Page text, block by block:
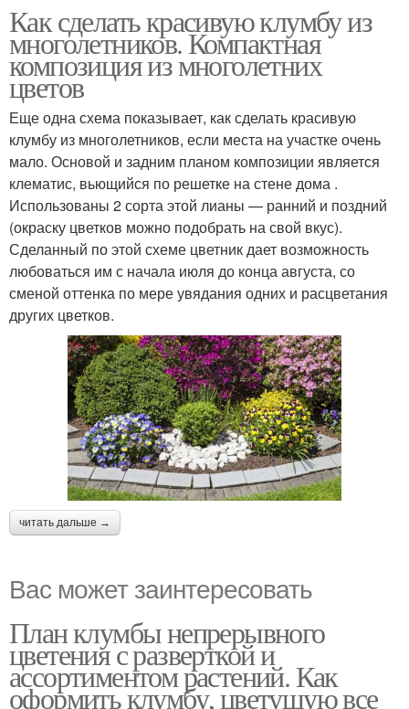
Как сделать красивую клумбу из
многолетников. Компактная
композиция из многолетних
цветов
Еще одна схема показывает, как сделать красивую
клумбу из многолетников, если места на участке очень
мало. Основой и задним планом композиции является
клематис, вьющийся по решетке на стене дома .
Использованы 2 сорта этой лианы — ранний и поздний
(окраску цветков можно подобрать на свой вкус).
Сделанный по этой схеме цветник дает возможность
любоваться им с начала июля до конца августа, со
сменой оттенка по мере увядания одних и расцветания
других цветков.
читать дальше →
Вас может заинтересовать
План клумбы непрерывного
цветения с разверткой и
ассортиментом растений. Как
оформить клумбу, цветущую все